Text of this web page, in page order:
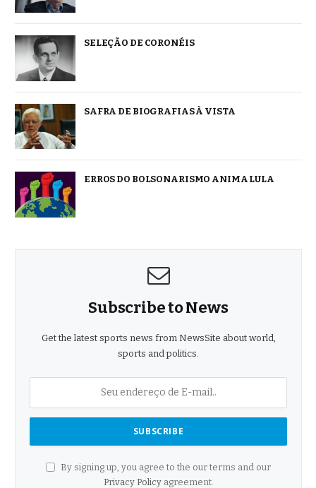
SELEÇÃO DE CORONÉIS
SAFRA DE BIOGRAFIAS À VISTA
ERROS DO BOLSONARISMO ANIMA LULA
Subscribe to News
Get the latest sports news from NewsSite about world,
sports and politics.
By signing up, you agree to the our terms and our
Privacy Policyagreement.